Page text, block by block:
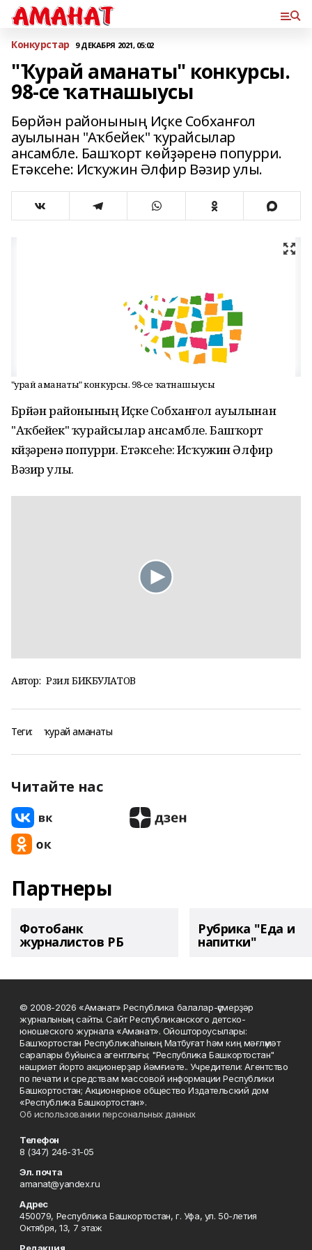
Конкурстар 9 ДЕКАБРЯ 2021, 05:02
"Ҡурай аманаты" конкурсы.
98-се ҡатнашыусы
Бөрйән районының Иҫке Собханғол
ауылынан "Аҡбейек" ҡурайсылар
ансамбле. Башҡорт көйҙәренә попурри.
Етәксеһе: Исҡужин Әлфир Вәзир улы.
"Ҡурай аманаты" конкурсы. 98-се ҡатнашыусы
Бөрйән районының Иҫке Собханғол ауылынан
"Аҡбейек" ҡурайсылар ансамбле. Башҡорт
көйҙәренә попурри. Етәксеһе: Исҡужин Әлфир
Вәзир улы.
Автор: Рәзил БИКБУЛАТОВ
Теги: ҡурай аманаты
Читайте нас
Партнеры
Фотобанк
журналистов РБ
Рубрика "Еда и
напитки"
© 2008-2026 «Аманат» Республика балалар-үҫмерҙәр
журналының сайты. Сайт Республиканского детско-
юношеского журнала «Аманат». Ойоштороусылары:
Башҡортостан Республикаһының Матбуғат һәм киң мәғлүмәт
саралары буйынса агентлығы; "Республика Башкортостан"
нәшриәт йорто акционерҙар йәмғиәте.. Учредители: Агентство
по печати и средствам массовой информации Республики
Башкортостан; Акционерное общество Издательский дом
«Республика Башкортостан».
Об использовании персональных данных
Телефон
8 (347) 246-31-05
Эл. почта
amanat@yandex.ru
Адрес
450079, Республика Башкортостан, г. Уфа, ул. 50-летия
Октября, 13, 7 этаж